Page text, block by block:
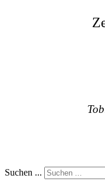
Suchen ...